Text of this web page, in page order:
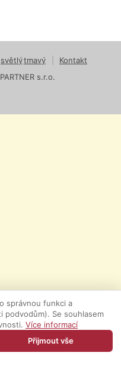
světlýtmavý
Kontakt
s.r.o.
správnou funkci a
podvodům). Se souhlasem
Více informací
Přijmout vše